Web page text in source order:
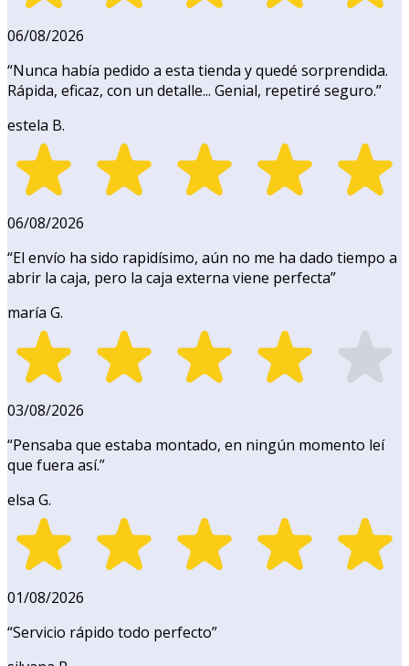
06/08/2026
“Nunca había pedido a esta tienda y quedé sorprendida.
Rápida, eficaz, con un detalle... Genial, repetiré seguro.”
estela B.
06/08/2026
“El envío ha sido rapidísimo, aún no me ha dado tiempo a
abrir la caja, pero la caja externa viene perfecta”
maría G.
03/08/2026
“Pensaba que estaba montado, en ningún momento leí
que fuera así.”
elsa G.
01/08/2026
“Servicio rápido todo perfecto”